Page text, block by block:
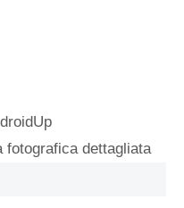
fotografica dettagliata